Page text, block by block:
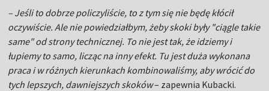
– Jeśli to dobrze policzyliście, to z tym się nie będę kłócił
oczywiście. Ale nie powiedziałbym, żeby skoki były "ciągle takie
same" od strony technicznej. To nie jest tak, że idziemy i
łupiemy to samo, licząc na inny efekt. Tu jest duża wykonana
praca i w różnych kierunkach kombinowaliśmy, aby wrócić do
tych lepszych, dawniejszych skoków– zapewnia Kubacki.